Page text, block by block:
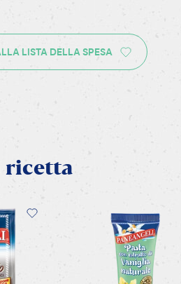
LISTA DELLA SPESA
ricetta